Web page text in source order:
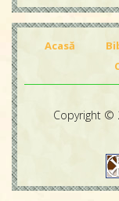
Acasă
Copyright ©